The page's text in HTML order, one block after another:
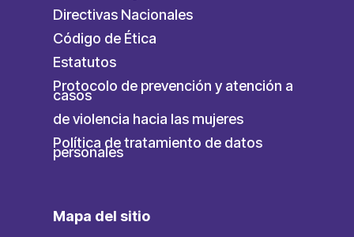
Directivas Nacionales
Código de Ética
Estatutos
Protocolo de prevención y atención a
casos
de violencia hacia las mujeres
Política de tratamiento de datos
personales
Mapa del sitio